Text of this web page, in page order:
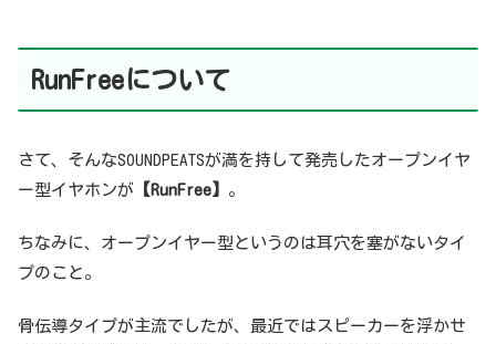
RunFreeについて
さて、そんなSOUNDPEATSが満を持して発売したオープンイヤ
ー型イヤホンが 【RunFree】 。
ちなみに、オープンイヤー型というのは耳穴を塞がないタイ
プのこと。
骨伝導タイプが主流でしたが、最近ではスピーカーを浮かせ